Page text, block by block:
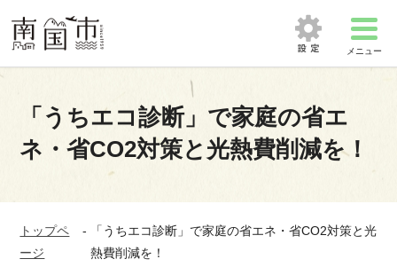
メニュー
「うちエコ診断」で家庭の省エ
ネ・省CO2対策と光熱費削減を！
トップペ
ージ
-
「うちエコ診断」で家庭の省エネ・省CO2対策と光
熱費削減を！